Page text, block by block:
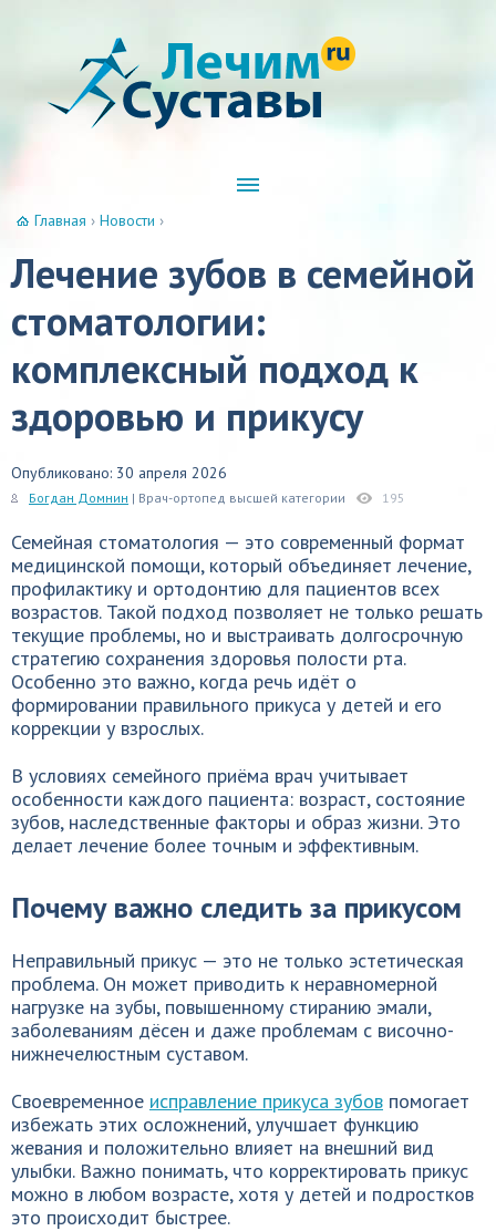
Главная › Новости ›
Лечение зубов в семейной
стоматологии:
комплексный подход к
здоровью и прикусу
Опубликовано: 30 апреля 2026
Богдан Домнин | Врач-ортопед высшей категории 195
Семейная стоматология — это современный формат
медицинской помощи, который объединяет лечение,
профилактику и ортодонтию для пациентов всех
возрастов. Такой подход позволяет не только решать
текущие проблемы, но и выстраивать долгосрочную
стратегию сохранения здоровья полости рта.
Особенно это важно, когда речь идёт о
формировании правильного прикуса у детей и его
коррекции у взрослых.
В условиях семейного приёма врач учитывает
особенности каждого пациента: возраст, состояние
зубов, наследственные факторы и образ жизни. Это
делает лечение более точным и эффективным.
Почему важно следить за прикусом
Неправильный прикус — это не только эстетическая
проблема. Он может приводить к неравномерной
нагрузке на зубы, повышенному стиранию эмали,
заболеваниям дёсен и даже проблемам с височно-
нижнечелюстным суставом.
Своевременное исправление прикуса зубов помогает
избежать этих осложнений, улучшает функцию
жевания и положительно влияет на внешний вид
улыбки. Важно понимать, что корректировать прикус
можно в любом возрасте, хотя у детей и подростков
это происходит быстрее.